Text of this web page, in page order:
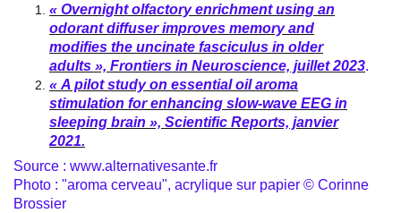
« Overnight olfactory enrichment using an
odorant diffuser improves memory and
modifies the uncinate fasciculus in older
adults », Frontiers in Neuroscience, juillet 2023.
« A pilot study on essential oil aroma
stimulation for enhancing slow-wave EEG in
sleeping brain », Scientific Reports, janvier
2021.
Source : www.alternativesante.fr
Photo : "aroma cerveau", acrylique sur papier © Corinne
Brossier